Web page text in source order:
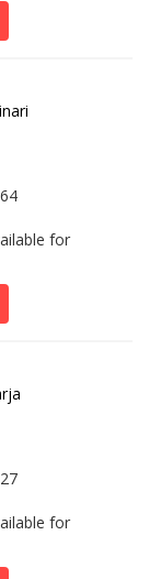
for
for